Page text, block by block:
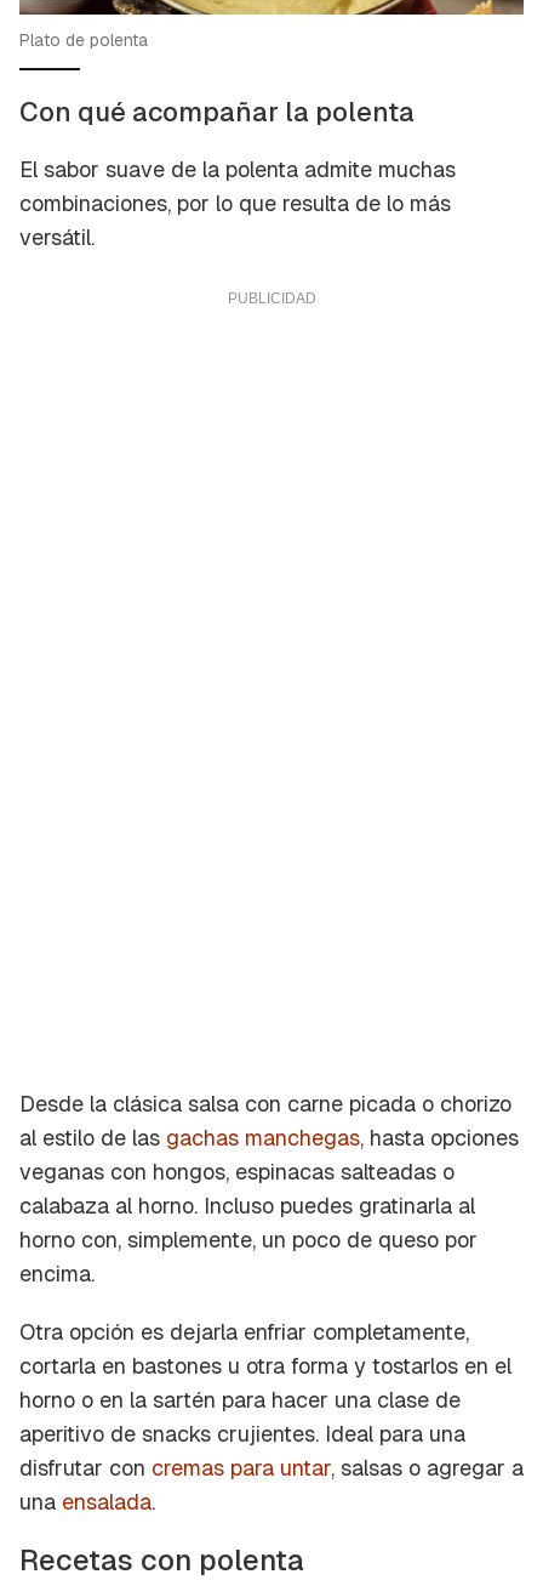
Plato de polenta
Con qué acompañar la polenta
El sabor suave de la polenta admite muchas
combinaciones, por lo que resulta de lo más
versátil.
Desde la clásica salsa con carne picada o chorizo
al estilo de las gachas manchegas, hasta opciones
veganas con hongos, espinacas salteadas o
calabaza al horno. Incluso puedes gratinarla al
horno con, simplemente, un poco de queso por
encima.
Otra opción es dejarla enfriar completamente,
cortarla en bastones u otra forma y tostarlos en el
horno o en la sartén para hacer una clase de
aperitivo de snacks crujientes. Ideal para una
disfrutar con cremas para untar, salsas o agregar a
una ensalada.
Recetas con polenta